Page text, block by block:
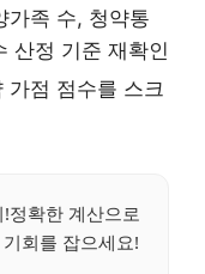
가족 수, 청약통
산정 기준 재확인
가점 점수를 스크
정확한 계산으로
회를 잡으세요!